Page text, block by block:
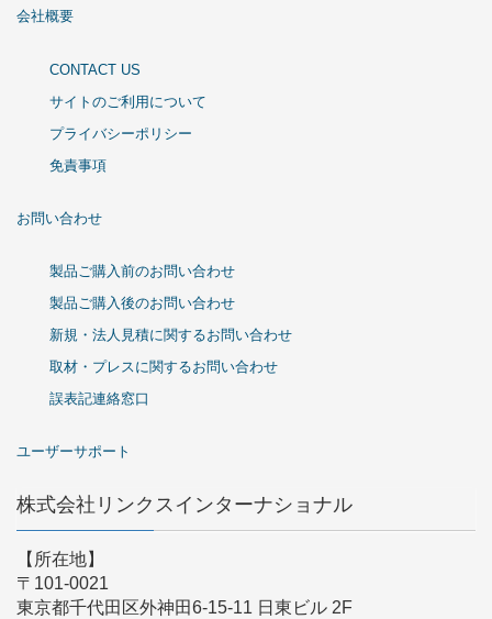
会社概要
CONTACT US
サイトのご利用について
プライバシーポリシー
免責事項
お問い合わせ
製品ご購入前のお問い合わせ
製品ご購入後のお問い合わせ
新規・法人見積に関するお問い合わせ
取材・プレスに関するお問い合わせ
誤表記連絡窓口
ユーザーサポート
株式会社リンクスインターナショナル
【所在地】
〒101-0021
東京都千代田区外神田6-15-11 日東ビル 2F